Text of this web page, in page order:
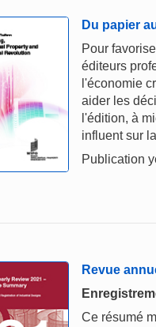
Du papier
Pour
éditeurs
l'économie
aider les
l'édition, à
influent sur
Publication
Revue
Ce résumé